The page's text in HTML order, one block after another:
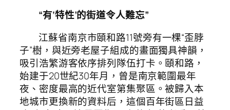
“有‘特性’的街道令人難忘”
江蘇省南京市頤和路11號旁有一棵“歪脖
子”樹，與近旁老屋子組成的畫面獨具神韻，
吸引浩繁游客依序排列隊伍打卡。頤和路，
始建于20世紀30年月，曾是南京範圍最年
夜、密度最高的近代室第集聚區。被歸入本
地城市更換新的資料后，這個百年街區日益